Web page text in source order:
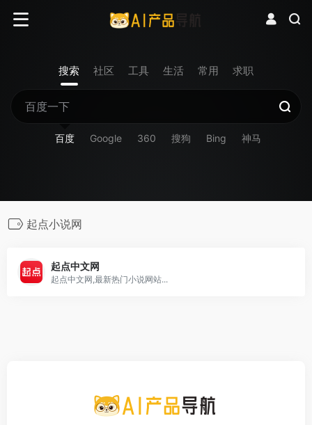
搜索 社区 工具 生活 常用 求职
百度 Google 360 搜狗 Bing 神马
起点小说网
起点中文网
起点中文网,最新热门小说网站...